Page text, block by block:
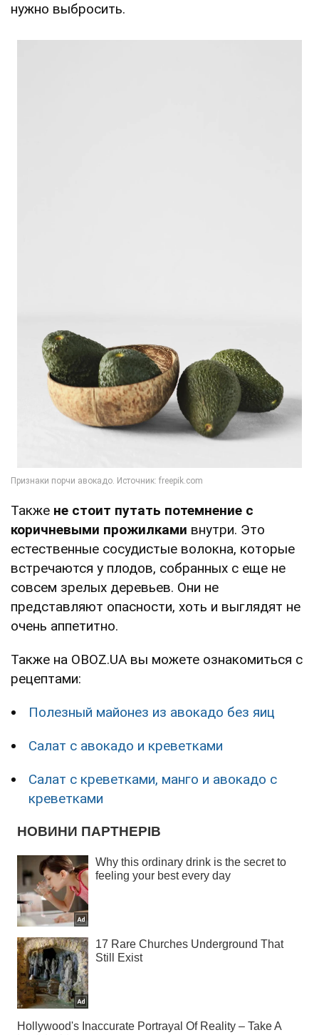
нужно выбросить.
Также не стоит путать потемнение с
коричневыми прожилками внутри. Это
естественные сосудистые волокна, которые
встречаются у плодов, собранных с еще не
совсем зрелых деревьев. Они не
представляют опасности, хоть и выглядят не
очень аппетитно.
Также на OBOZ.UA вы можете ознакомиться с
рецептами:
Полезный майонез из авокадо без яиц
Салат с авокадо и креветками
Салат с креветками, манго и авокадо с
креветками